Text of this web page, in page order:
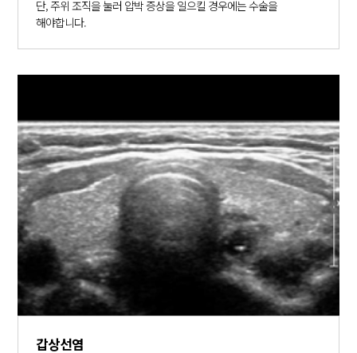
단, 주위 조직을 눌러 압박 증상을 일으킬 경우에는 수술을
해야합니다.
갑상선염